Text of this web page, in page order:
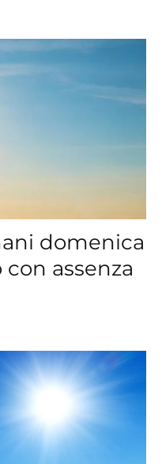
domenica
assenza